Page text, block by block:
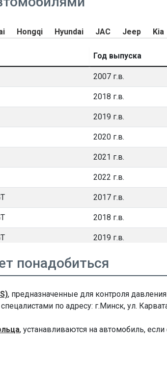
Hongqi Hyundai JAC Jeep Kia
Год выпуска
2007 г.в.
2018 г.в.
2019 г.в.
2020 г.в.
2021 г.в.
2022 г.в.
2017 г.в.
2018 г.в.
2019 г.в.
2015 г.в.
2016 г.в.
понадобиться
, предназначенные для контроля
по адресу: г.Минск, ул.
, устанавливаются на автомобиль,